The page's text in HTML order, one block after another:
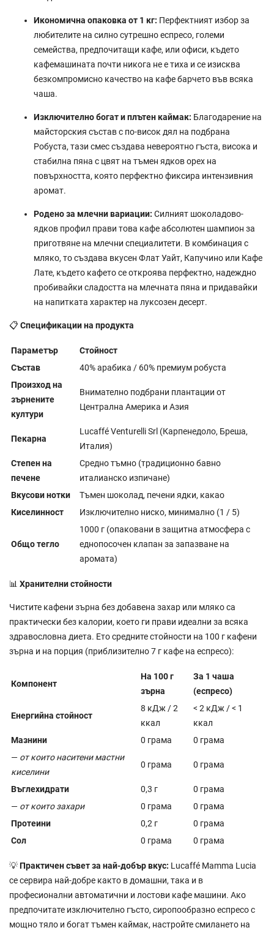
Икономична опаковка от 1 кг: Перфектният избор за
любителите на силно сутрешно еспресо, големи
семейства, предпочитащи кафе, или офиси, където
кафемашината почти никога не е тиха и се изисква
безкомпромисно качество на кафе барчето във всяка
чаша.
Изключително богат и плътен каймак: Благодарение на
майсторския състав с по-висок дял на подбрана
Робуста, тази смес създава невероятно гъста, висока и
стабилна пяна с цвят на тъмен ядков орех на
повърхността, която перфектно фиксира интензивния
аромат.
Родено за млечни вариации: Силният шоколадово-
ядков профил прави това кафе абсолютен шампион за
приготвяне на млечни специалитети. В комбинация с
мляко, то създава вкусен Флат Уайт, Капучино или Кафе
Лате, където кафето се откроява перфектно, надеждно
пробивайки сладостта на млечната пяна и придавайки
на напитката характер на луксозен десерт.
📋 Спецификации на продукта
Параметър
Стойност
Състав
40% арабика / 60% премиум робуста
Произход на
зърнените
култури
Внимателно подбрани плантации от
Централна Америка и Азия
Пекарна
Lucaffé Venturelli Srl (Карпенедоло, Бреша,
Италия)
Степен на
печене
Средно тъмно (традиционно бавно
италианско изпичане)
Вкусови нотки
Тъмен шоколад, печени ядки, какао
Киселинност
Изключително ниско, минимално (1 / 5)
Общо тегло
1000 г (опаковани в защитна атмосфера с
еднопосочен клапан за запазване на
аромата)
📊 Хранителни стойности
Чистите кафени зърна без добавена захар или мляко са
практически без калории, което ги прави идеални за всяка
здравословна диета. Ето средните стойности на 100 г кафени
зърна и на порция (приблизително 7 г кафе на еспресо):
Компонент
На 100 г
зърна
За 1 чаша
(еспресо)
Енергийна стойност
8 кДж / 2
ккал
< 2 кДж / < 1
ккал
Мазнини
0 грама
0 грама
— от които наситени мастни
киселини
0 грама 0 грама
Въглехидрати 0,3 г
0 грама
— от които захари 0 грама
0 грама
Протеини
0,2 г
0 грама
Сол
0 грама 0 грама
💡 Практичен съвет за най-добър вкус: Lucaffé Mamma Lucia
се сервира най-добре както в домашни, така и в
професионални автоматични и лостови кафе машини. Ако
предпочитате изключително гъсто, сиропообразно еспресо с
мощно тяло и богат тъмен каймак, настройте смилането на